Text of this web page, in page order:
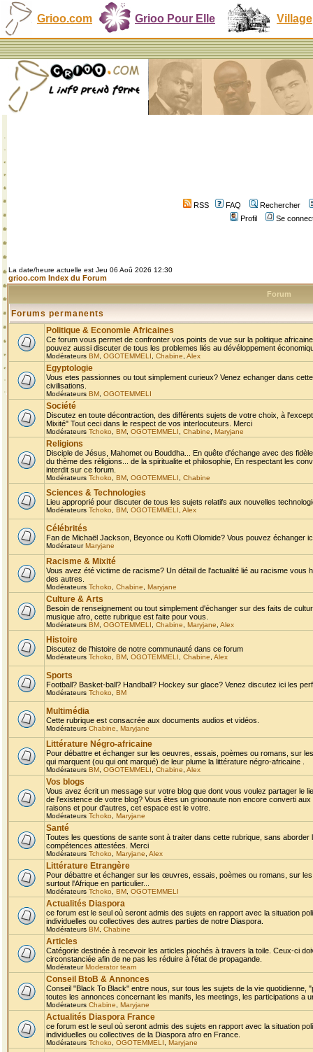
Grioo.com Grioo Pour Elle Village
RSS FAQ
Rechercher
Profil
Se
La date/heure actuelle est Jeu 06 Aoû 2026 12:30
grioo.com Index du Forum
Forum
Forums permanents
Politique & Economie Africaines
Ce forum vous permet de confronter vos points de vue sur la politique
pouvez aussi discuter de tous les problemes liés au dévéloppement
Modérateurs BM OGOTEMMELI Chabine Alex
Egyptologie
Vous etes passionnes ou tout simplement curieux? Venez echanger dans
civilisations.
Modérateurs BM OGOTEMMELI
Société
Discutez en toute décontraction, des différents sujets de votre choix, à
Mixité" Tout ceci dans le respect de vos interlocuteurs. Merci
Modérateurs Tchoko BM OGOTEMMELI Chabine Maryjane
Religions
Disciple de Jésus, Mahomet ou Bouddha... En quête d'échange avec des
du thème des réligions... de la spiritualite et philosophie, En respectant les
interdit sur ce forum.
Modérateurs Tchoko BM OGOTEMMELI Chabine
Sciences & Technologies
Lieu approprié pour discuter de tous les sujets relatifs aux nouvelles
Modérateurs Tchoko BM OGOTEMMELI Alex
Célébrités
Fan de Michaël Jackson, Beyonce ou Koffi Olomide? Vous pouvez échanger
ModérateurMaryjane
Racisme & Mixité
Vous avez été victime de racisme? Un détail de l'actualité lié au racisme
des autres.
Modérateurs Tchoko Chabine Maryjane
Culture & Arts
Besoin de renseignement ou tout simplement d'échanger sur des faits de
musique afro, cette rubrique est faite pour vous.
Modérateurs BM OGOTEMMELI Chabine Maryjane Alex
Histoire
Discutez de l'histoire de notre communauté dans ce forum
Modérateurs Tchoko BM OGOTEMMELI Chabine Alex
Sports
Football? Basket-ball? Handball? Hockey sur glace? Venez discutez ici les
Modérateurs Tchoko BM
Multimédia
Cette rubrique est consacrée aux documents audios et vidéos.
Modérateurs Chabine Maryjane
Littérature Négro-africaine
Pour débattre et échanger sur les oeuvres, essais, poèmes ou romans, sur
qui marquent (ou qui ont marqué) de leur plume la littérature négro-africaine .
Modérateurs BM OGOTEMMELI Chabine Alex
Vos blogs
Vous avez écrit un message sur votre blog que dont vous voulez partager le
de l'existence de votre blog? Vous êtes un grioonaute non encore converti
raisons et pour d'autres, cet espace est le votre.
Modérateurs Tchoko Maryjane
Santé
Toutes les questions de sante sont à traiter dans cette rubrique, sans
compétences attestées. Merci
Modérateurs Tchoko Maryjane Alex
Littérature Etrangère
Pour débattre et échanger sur les œuvres, essais, poèmes ou romans, sur
surtout l'Afrique en particulier...
Modérateurs Tchoko BM OGOTEMMELI
Actualités Diaspora
ce forum est le seul où seront admis des sujets en rapport avec la situation
individuelles ou collectives des autres parties de notre Diaspora.
Modérateurs BM Chabine
Articles
Catégorie destinée à recevoir les articles piochés à travers la toile. Ceux-ci
circonstanciée afin de ne pas les réduire à l'état de propagande.
ModérateurModerator team
Conseil BtoB & Annonces
Conseil "Black To Black" entre nous, sur tous les sujets de la vie
toutes les annonces concernant les manifs, les meetings, les participations a
Modérateurs Chabine Maryjane
Actualités Diaspora France
ce forum est le seul où seront admis des sujets en rapport avec la situation
individuelles ou collectives de la Diaspora afro en France.
Modérateurs Tchoko OGOTEMMELI Maryjane